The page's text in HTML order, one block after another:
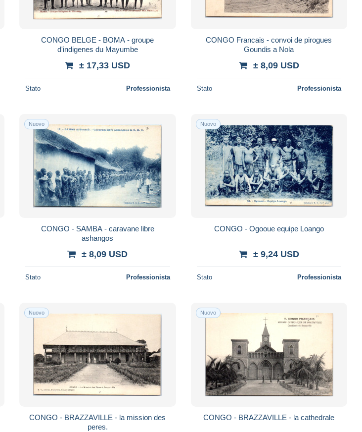
CONGO BELGE - BOMA - groupe
d'indigenes du Mayumbe
± 17,33 USD
Stato Professionista
CONGO Francais - convoi de pirogues
Goundis a Nola
± 8,09 USD
Stato Professionista
Nuovo
CONGO - SAMBA - caravane libre
ashangos
± 8,09 USD
Stato Professionista
Nuovo
CONGO - Ogooue equipe Loango
± 9,24 USD
Stato Professionista
Nuovo
CONGO - BRAZZAVILLE - la mission des
peres.
Nuovo
CONGO - BRAZZAVILLE - la cathedrale